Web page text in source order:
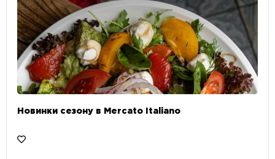
Новинки сезону в Mercato Italiano